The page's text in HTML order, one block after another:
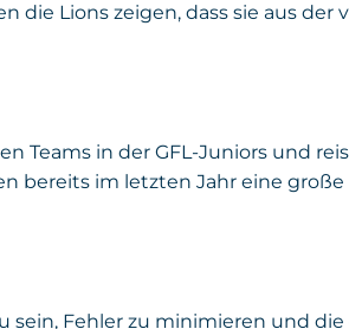
die Lions zeigen, dass sie aus
Teams in der GFL-Juniors und
bereits im letzten Jahr eine
Fehler zu minimieren und